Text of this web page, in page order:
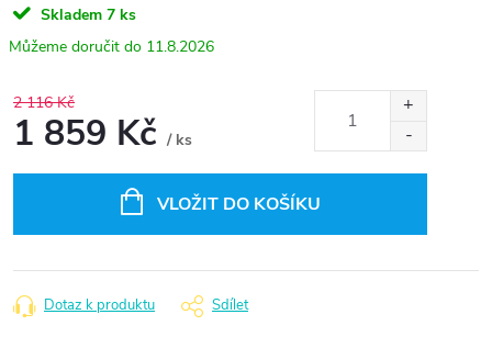
Skladem 7 ks
11.8.2026
2 116 Kč
1 859 Kč / ks
VLOŽIT DO KOŠÍKU
Dotaz k produktu Sdílet